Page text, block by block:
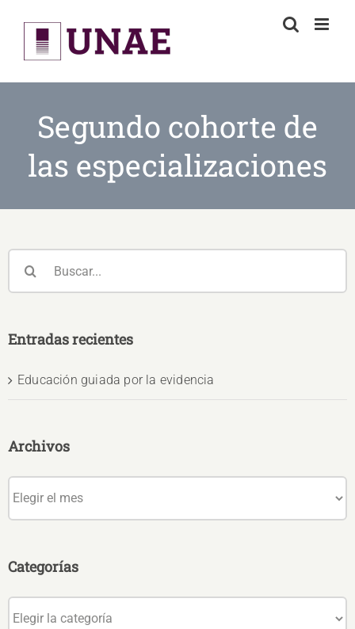
content
Segundo cohorte de
las especializaciones
Entradas recientes
Educación guiada por la evidencia
Archivos
Categorías